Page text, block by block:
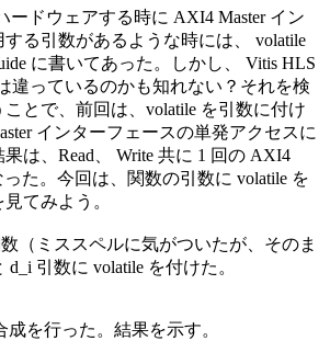
ードウェアする時に AXI4 Master イン
る引数があるような時には、 volatile
に書いてあった。しかし、 Vitis HLS
違っているのかも知れない？それを検
とで、前回は、volatile を引数に付け
インターフェースの単発アクセスに
は、Read、 Write 共に 1 回の AXI4
った。今回は、関数の引数に volatile を
てみよう。
数（ミススペルに気がついたが、そのま
d_i 引数に volatile を付けた。
成を行った。結果を示す。